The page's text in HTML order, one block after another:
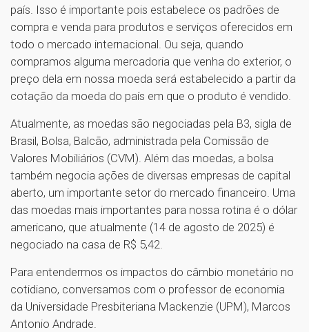
país. Isso é importante pois estabelece os padrões de
compra e venda para produtos e serviços oferecidos em
todo o mercado internacional. Ou seja, quando
compramos alguma mercadoria que venha do exterior, o
preço dela em nossa moeda será estabelecido a partir da
cotação da moeda do país em que o produto é vendido.
Atualmente, as moedas são negociadas pela B3, sigla de
Brasil, Bolsa, Balcão, administrada pela Comissão de
Valores Mobiliários (CVM). Além das moedas, a bolsa
também negocia ações de diversas empresas de capital
aberto, um importante setor do mercado financeiro. Uma
das moedas mais importantes para nossa rotina é o dólar
americano, que atualmente (14 de agosto de 2025) é
negociado na casa de R$ 5,42.
Para entendermos os impactos do câmbio monetário no
cotidiano, conversamos com o professor de economia
da Universidade Presbiteriana Mackenzie (UPM), Marcos
Antonio Andrade.